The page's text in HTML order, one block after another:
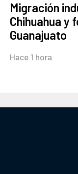
Migración
Chihuahua y
Guanajuato
Hace 1 hora